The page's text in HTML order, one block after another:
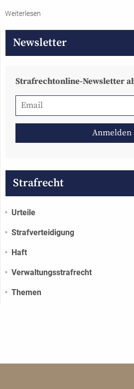
Weiterlesen
Newsletter
Strafrechtonline-Newsletter
Strafrecht
Urteile
Strafverteidigung
Haft
Verwaltungs­strafrecht
Themen